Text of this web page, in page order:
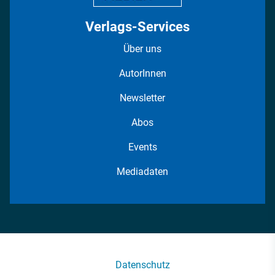
Verlags-Services
Über uns
AutorInnen
Newsletter
Abos
Events
Mediadaten
Datenschutz